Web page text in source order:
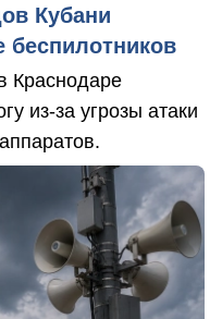
Кубани
беспилотников
Краснодаре
из-за угрозы атаки